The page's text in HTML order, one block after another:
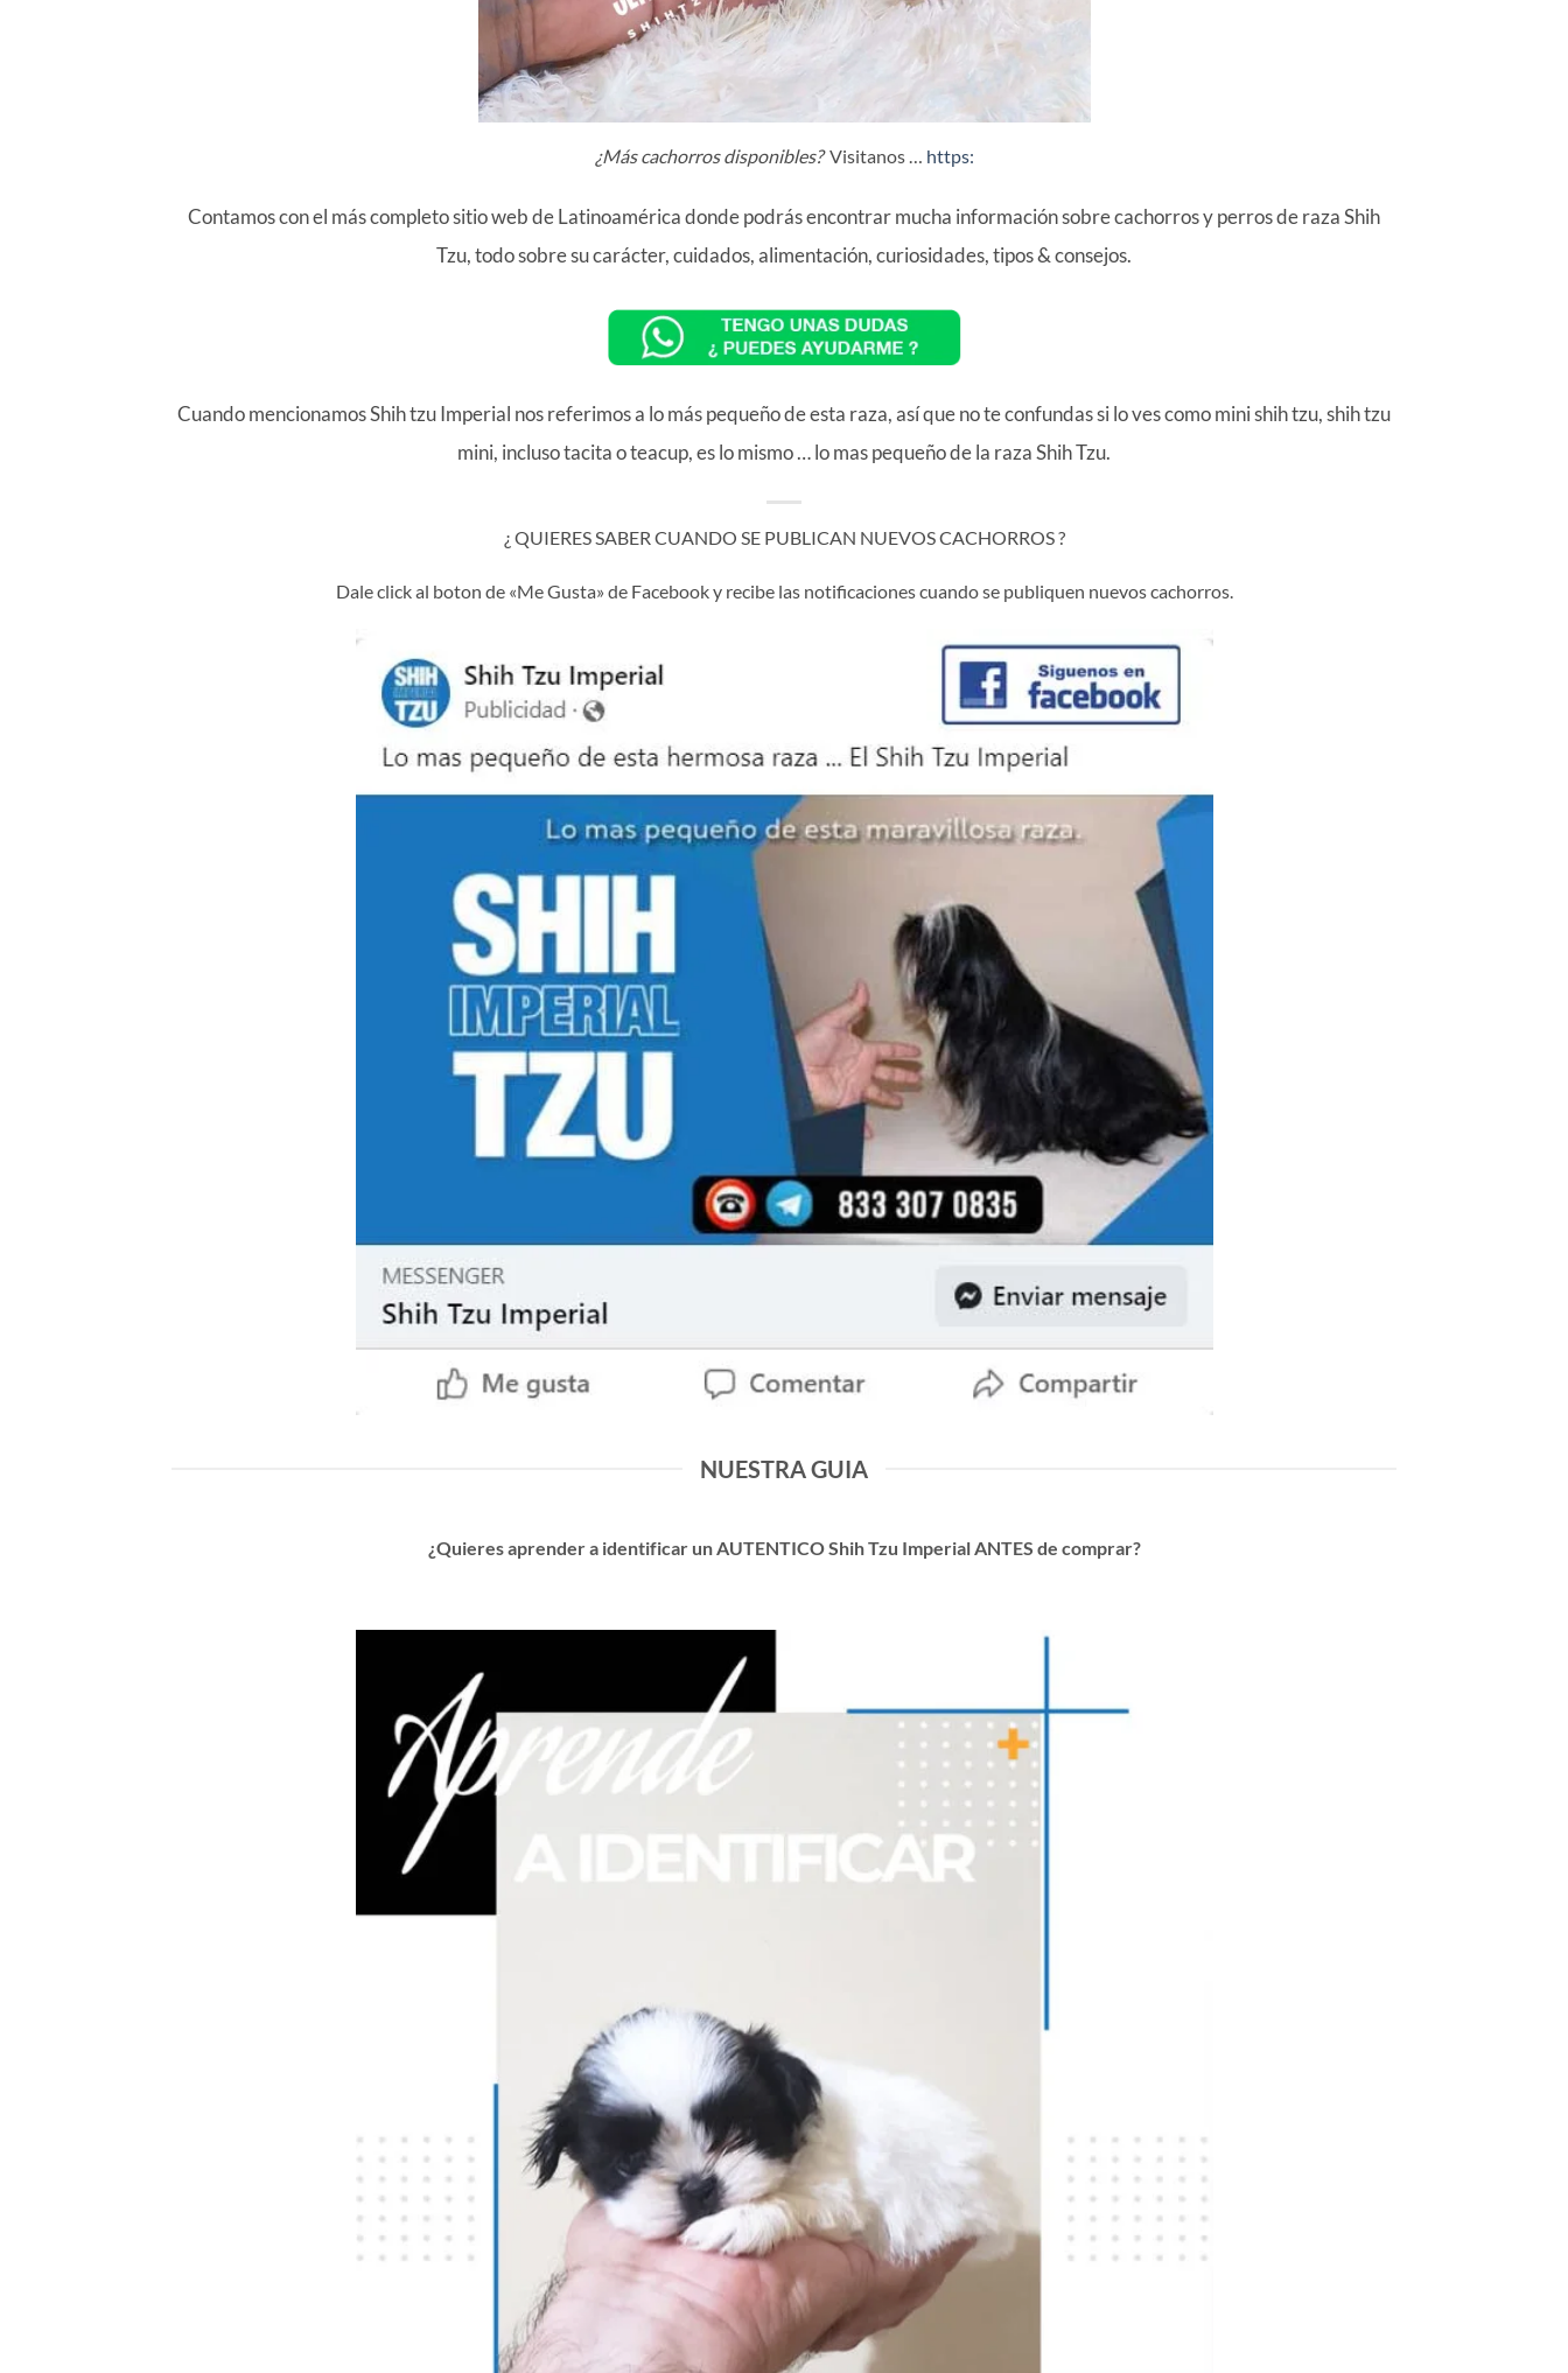
¿Más cachorros disponibles?Visitanos … https:
Contamos con el más completo sitio web de Latinoamérica donde podrás encontrar mucha información sobre cachorros y perros de raza Shih
Tzu, todo sobre su carácter, cuidados, alimentación, curiosidades, tipos & consejos.
Cuando mencionamos Shih tzu Imperial nos referimos a lo más pequeño de esta raza, así que no te confundas si lo ves como mini shih tzu, shih tzu
mini, incluso tacita o teacup, es lo mismo … lo mas pequeño de la raza Shih Tzu.
¿ QUIERES SABER CUANDO SE PUBLICAN NUEVOS CACHORROS ?
Dale click al boton de «Me Gusta» de Facebook y recibe las notificaciones cuando se publiquen nuevos cachorros.
NUESTRA GUIA
¿Quieres aprender a identificar un AUTENTICO Shih Tzu Imperial ANTES de comprar?